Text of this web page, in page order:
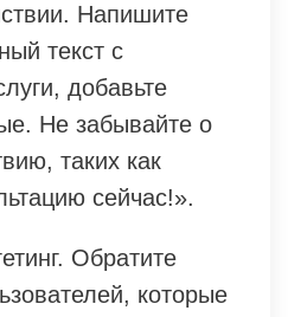
Напишите
текст с
добавьте
Не забывайте о
таких как
сейчас!».
Обратите
которые